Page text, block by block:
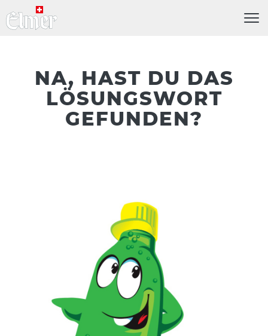
NA, HAST DU DAS
LÖSUNGSWORT
GEFUNDEN?